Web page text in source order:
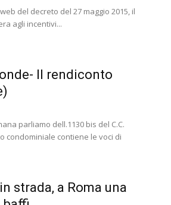
del decreto del 27 maggio 2015, il
agli incentivi...
Il rendiconto
parliamo dell.1130 bis del C.C.
condominiale contiene le voci di
strada, a Roma una